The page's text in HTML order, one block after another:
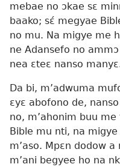
mebae no ɔkae sɛ
baako; sɛ́ megyae
no mu. Na migye me
ne Adansefo no
nea ɛteɛ nanso
Da bi, m’adwuma
ɛyɛ abofono de,
no, m’ahonim buu
Bible mu nti, na
m’aso. Mpɛn dodow
m’ani begyee ho na